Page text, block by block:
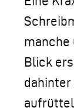
manche
Blick